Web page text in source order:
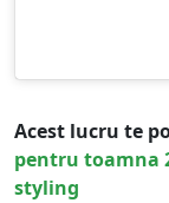
Acest lucru te
pentru toamna
styling